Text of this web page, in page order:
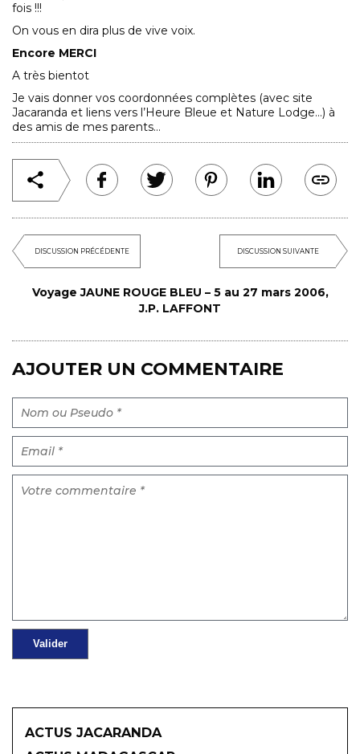
fois !!!
On vous en dira plus de vive voix.
Encore MERCI
A très bientot
Je vais donner vos coordonnées complètes (avec site
Jacaranda et liens vers l’Heure Bleue et Nature Lodge…) à
des amis de mes parents…
DISCUSSION PRÉCÉDENTE DISCUSSION SUIVANTE
Voyage JAUNE ROUGE BLEU – 5 au 27 mars 2006,
J.P. LAFFONT
AJOUTER UN COMMENTAIRE
ACTUS JACARANDA